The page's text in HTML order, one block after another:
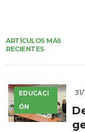
ARTÍCULOS MÁS
RECIENTES
EDUCACI
ÓN